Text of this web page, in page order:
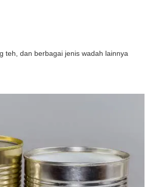
teh, dan berbagai jenis wadah lainnya